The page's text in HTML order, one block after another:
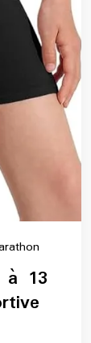
europe-
marathon
à 13